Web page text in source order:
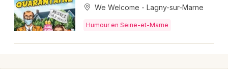
We Welcome - Lagny-sur-Marne
Humour en Seine-et-Marne